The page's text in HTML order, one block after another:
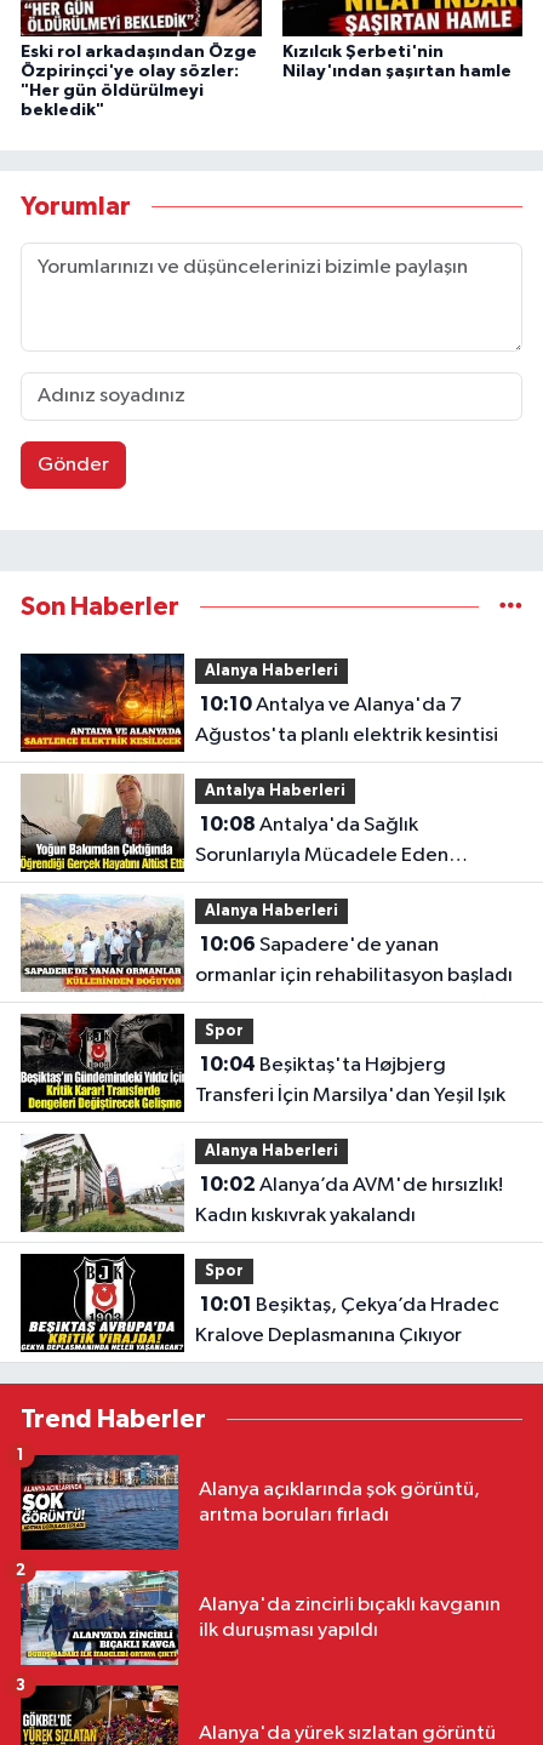
Eski rol arkadaşından Özge
Özpirinçci'ye olay sözler:
"Her gün öldürülmeyi
bekledik"
Kızılcık Şerbeti'nin
Nilay'ından şaşırtan hamle
Yorumlar
Gönder
Son Haberler
Alanya Haberleri
10:10Antalya ve Alanya'da 7
Ağustos'ta planlı elektrik kesintisi
Antalya Haberleri
10:08
Sorunlarıyla Mücadele Eden
Kadından Destek Çağrısı
Alanya Haberleri
10:06
ormanlar için rehabilitasyon başladı
Spor
10:04
Transferi İçin Marsilya'dan Yeşil Işık
Alanya Haberleri
10:02
Kadın kıskıvrak yakalandı
Spor
10:01
Kralove Deplasmanına Çıkıyor
Trend Haberler
Alanya açıklarında şok görüntü,
arıtma boruları fırladı
1
Alanya'da zincirli bıçaklı kavganın
ilk duruşması yapıldı
2
Alanya'da yürek sızlatan görüntü
3